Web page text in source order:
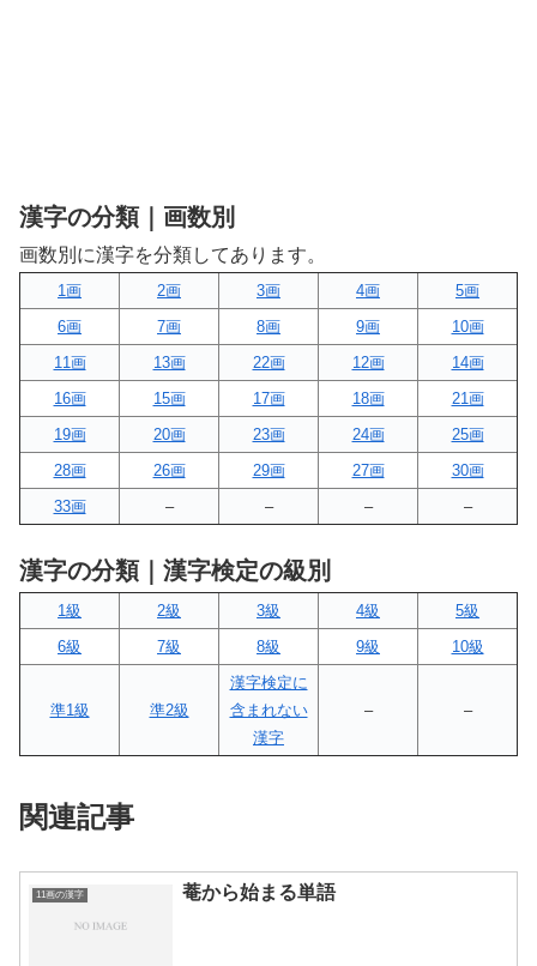
漢字の分類｜画数別
画数別に漢字を分類してあります。
1画 2画 3画 4画
5画
6画
7画 8画 9画
10画
11画
13画 22画 12画
14画
16画
15画 17画 18画
21画
19画
20画 23画 24画
25画
28画
26画 29画 27画
30画
33画
– – – –
漢字の分類｜漢字検定の級別
1級 2級 3級 4級
5級
6級
7級 8級 9級 10級
準1級 準2級
漢字検定に
含まれない
漢字
– –
関連記事
11画の漢字 菴から始まる単語